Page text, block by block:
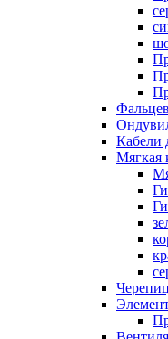
Кабели
Мягкая